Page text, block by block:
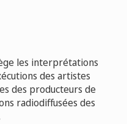
les interprétations
des artistes
des producteurs de
radiodiffusées des